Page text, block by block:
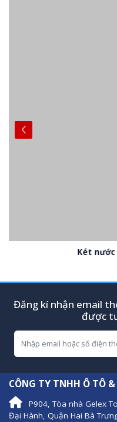
Đăng kí nhận email
được
CÔNG TY TNHH Ô TÔ &
P904, Tòa nhà Gelex
Đại Hành, Quận Hai Bà